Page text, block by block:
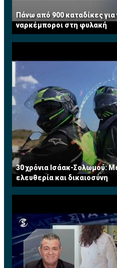
Πάνω από 900 καταδίκες
ναρκέμποροι στη φυλακή
30 χρόνια Ισάακ-Σολωμού:
ελευθερία και δικαιοσύνη